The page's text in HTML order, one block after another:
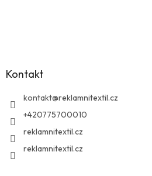
Kontakt
kontakt@reklamnitextil.cz
+420775700010
reklamnitextil.cz
reklamnitextil.cz